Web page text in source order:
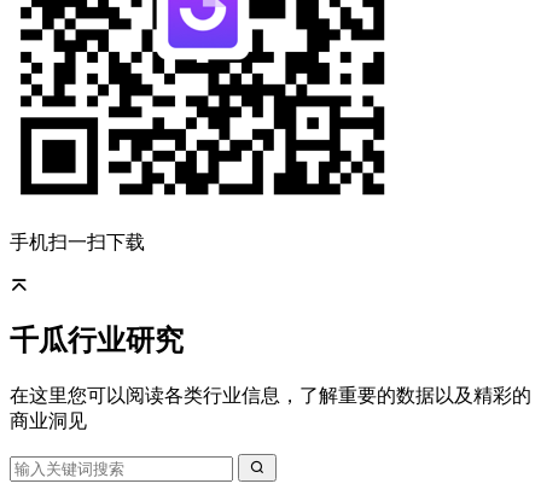
手机扫一扫下载
千瓜行业研究
在这里您可以阅读各类行业信息，了解重要的数据以及精彩的
商业洞见